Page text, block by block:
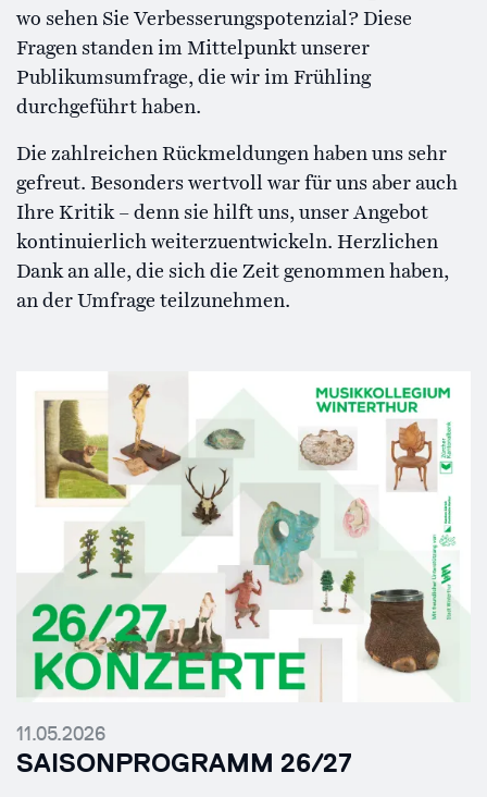
wo sehen Sie Verbesserungspotenzial? Diese
Fragen standen im Mittelpunkt unserer
Publikumsumfrage, die wir im Frühling
durchgeführt haben.
Die zahlreichen Rückmeldungen haben uns sehr
gefreut. Besonders wertvoll war für uns aber auch
Ihre Kritik – denn sie hilft uns, unser Angebot
kontinuierlich weiterzuentwickeln. Herzlichen
Dank an alle, die sich die Zeit genommen haben,
an der Umfrage teilzunehmen.
11.05.2026
SAISONPROGRAMM 26/27